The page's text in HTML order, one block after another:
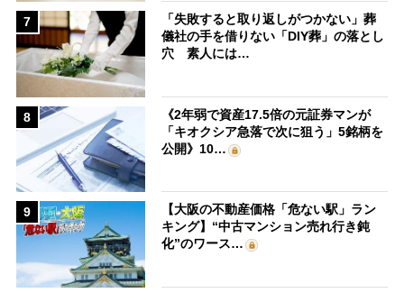
7
「失敗すると取り返しがつかない」葬
儀社の手を借りない「DIY葬」の落とし
穴 素人には…
8
《2年弱で資産17.5倍の元証券マンが
「キオクシア急落で次に狙う」5銘柄を
公開》10…
9
【大阪の不動産価格「危ない駅」ラン
キング】“中古マンション売れ行き鈍
化”のワース…